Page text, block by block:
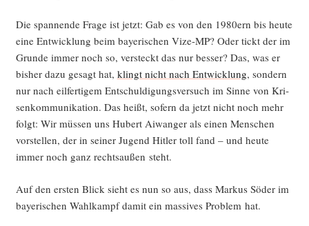
Die span­nen­de Fra­ge ist jetzt: Gab es von den 1980ern bis heu­te
eine Ent­wick­lung beim baye­ri­schen Vize-MP? Oder tickt der im
Grun­de immer noch so, ver­steckt das nur bes­ser? Das, was er
bis­her dazu gesagt hat, klingt nicht nach Ent­wick­lung, son­dern
nur nach eil­fer­ti­gem Ent­schul­di­gungs­ver­such im Sin­ne von Kri­
sen­kom­mu­ni­ka­ti­on. Das heißt, sofern da jetzt nicht noch mehr
folgt: Wir müs­sen uns Hubert Aiwan­ger als einen Men­schen
vor­stel­len, der in sei­ner Jugend Hit­ler toll fand – und heu­te
immer noch ganz rechts­au­ßen steht.
Auf den ers­ten Blick sieht es nun so aus, dass Mar­kus Söder im
baye­ri­schen Wahl­kampf damit ein mas­si­ves Pro­blem hat.